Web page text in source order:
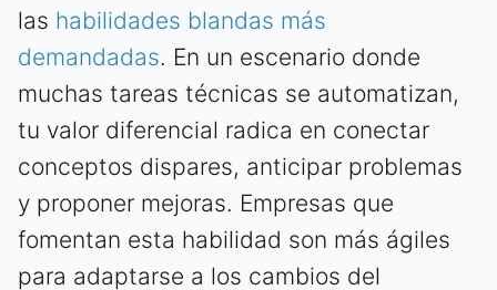
las habilidades blandas más
demandadas. En un escenario donde
muchas tareas técnicas se automatizan,
tu valor diferencial radica en conectar
conceptos dispares, anticipar problemas
y proponer mejoras. Empresas que
fomentan esta habilidad son más ágiles
para adaptarse a los cambios del